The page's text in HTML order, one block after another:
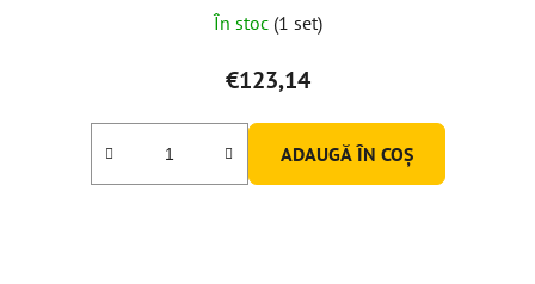
În stoc (1 set)
€123,14
ADAUGĂ ÎN COŞ